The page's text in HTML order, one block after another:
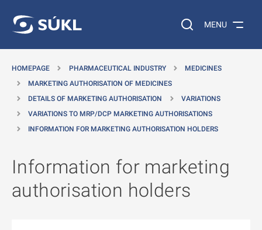
Search on the web…
MENU
HOMEPAGE PHARMACEUTICAL INDUSTRY
MEDICINES
MARKETING AUTHORISATION OF MEDICINES
DETAILS OF MARKETING AUTHORISATION
VARIATIONS
VARIATIONS TO MRP/DCP MARKETING AUTHORISATIONS
INFORMATION FOR MARKETING AUTHORISATION HOLDERS
Information for marketing
authorisation holders